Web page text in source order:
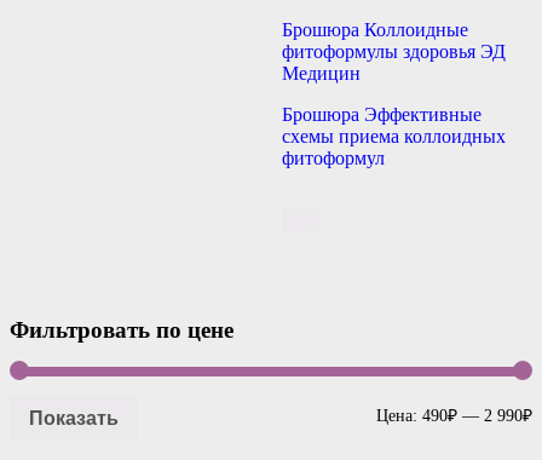
Брошюра Коллоидные
фитоформулы здоровья ЭД
Медицин
Брошюра Эффективные
схемы приема коллоидных
фитоформул
Фильтровать по цене
Показать Цена: 490₽ — 2 990₽